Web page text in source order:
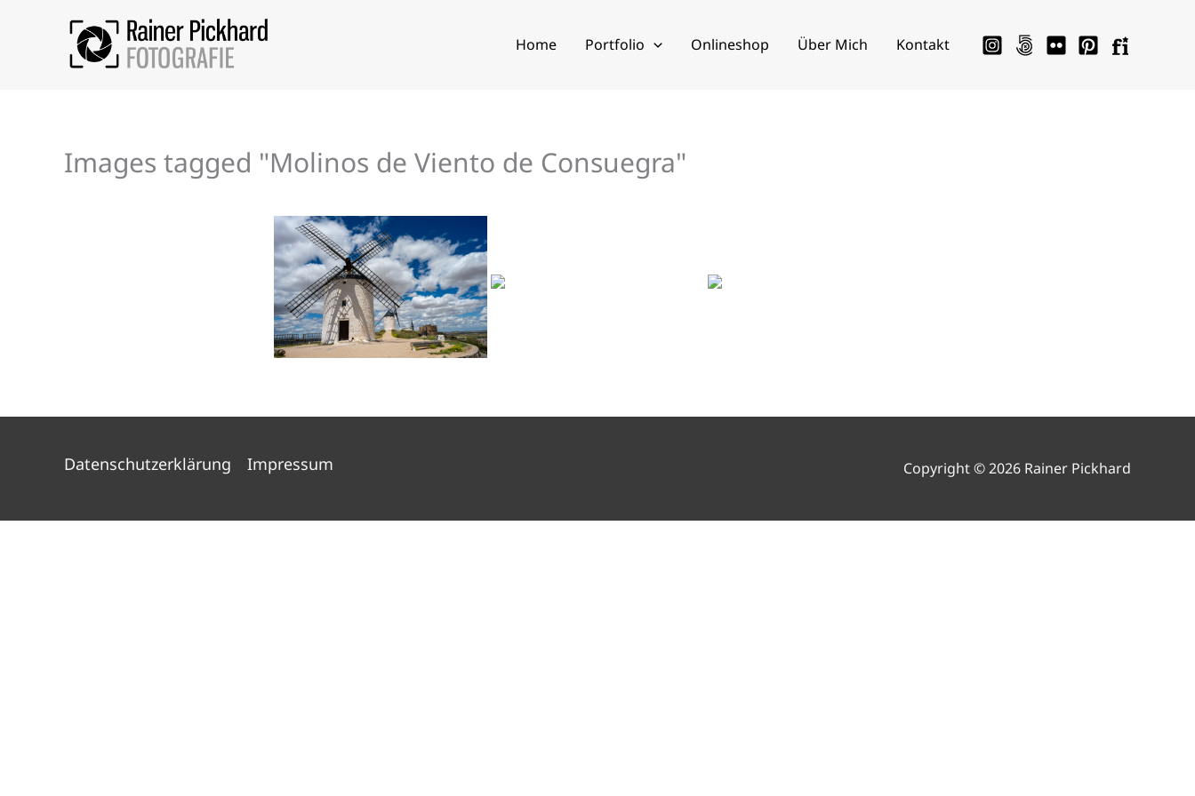
Home Portfolio Onlineshop Über Mich Kontakt
Images tagged "Molinos de Viento de Consuegra"
Datenschutzerklärung Impressum Copyright © 2026 Rainer Pickhard